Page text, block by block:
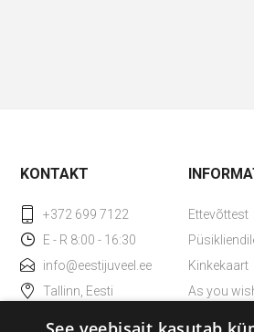
KONTAKT
+372 699 7122
E - R 8:00 - 16:30
info@eestijuveel.ee
Tallinn, Eesti
Ettevõttest
Kinkekaart
As you